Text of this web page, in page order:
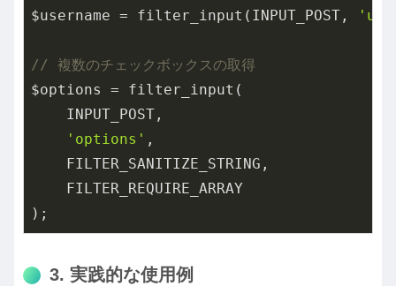
$username = filter_input(INPUT_POST,
// 複数のチェックボックスの取得
$options = filter_input(
    INPUT_POST,
'options' ,
    FILTER_SANITIZE_STRING,
    FILTER_REQUIRE_ARRAY
);
3. 実践的な使用例